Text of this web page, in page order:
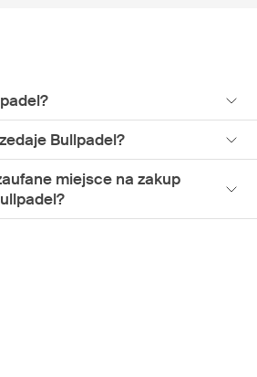
online, słynącym z
Bullpadel?
miejsce na zakup